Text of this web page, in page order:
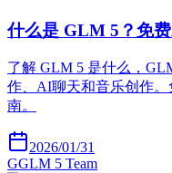
什么是 GLM 5？免
了解 GLM 5 是什么，
作、AI聊天和音乐创作
南。
2026/01/31
GGLM 5 Team